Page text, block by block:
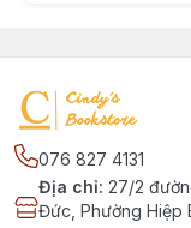
076 827 4131
Địa chỉ: 27/2
Đức, Phường Hiệp